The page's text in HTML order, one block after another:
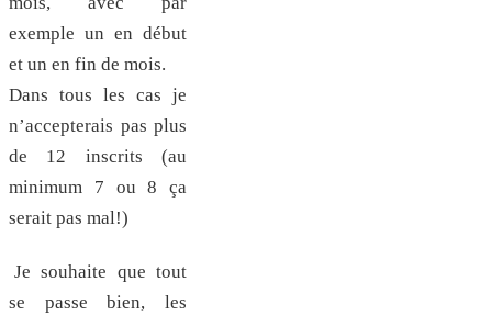
exemple un en début
et un en fin de mois.
Dans tous les cas je
n’accepterais pas plus
de 12 inscrits (au
minimum 7 ou 8 ça
serait pas mal!)
Je souhaite que tout
se passe bien, les